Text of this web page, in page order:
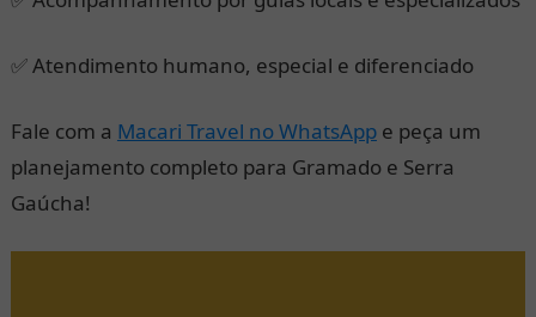
✅ Atendimento humano, especial e diferenciado
Fale com a Macari Travel no WhatsAppe peça um
planejamento completo para Gramado e Serra
Gaúcha!